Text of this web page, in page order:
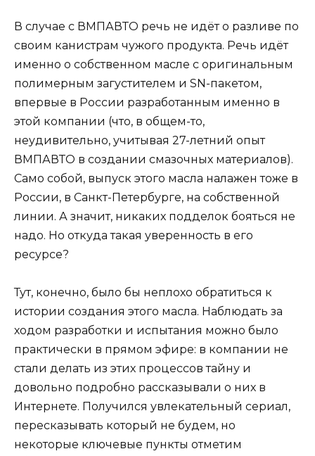
В случае с ВМПАВТО речь не идёт о разливе по
своим канистрам чужого продукта. Речь идёт
именно о собственном масле с оригинальным
полимерным загустителем и SN-пакетом,
впервые в России разработанным именно в
этой компании (что, в общем-то,
неудивительно, учитывая 27-летний опыт
ВМПАВТО в создании смазочных материалов).
Само собой, выпуск этого масла налажен тоже в
России, в Санкт-Петербурге, на собственной
линии. А значит, никаких подделок бояться не
надо. Но откуда такая уверенность в его
ресурсе?
Тут, конечно, было бы неплохо обратиться к
истории создания этого масла. Наблюдать за
ходом разработки и испытания можно было
практически в прямом эфире: в компании не
стали делать из этих процессов тайну и
довольно подробно рассказывали о них в
Интернете. Получился увлекательный сериал,
пересказывать который не будем, но
некоторые ключевые пункты отметим